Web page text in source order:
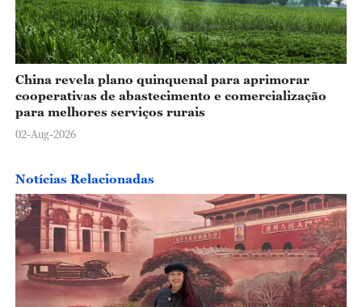
China revela plano quinquenal para aprimorar
cooperativas de abastecimento e comercialização
para melhores serviços rurais
02-Aug-2026
Notícias Relacionadas